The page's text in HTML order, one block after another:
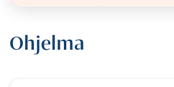
Ohjelma